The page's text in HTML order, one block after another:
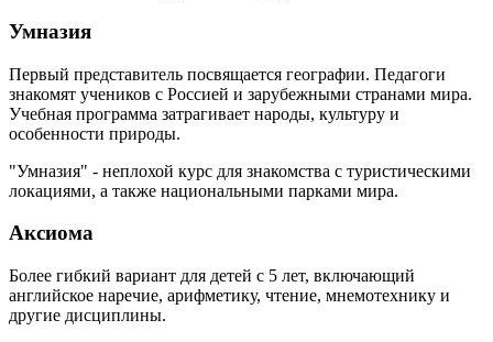
Умназия
Первый представитель посвящается географии. Педагоги
знакомят учеников с Россией и зарубежными странами мира.
Учебная программа затрагивает народы, культуру и
особенности природы.
"Умназия" - неплохой курс для знакомства с туристическими
локациями, а также национальными парками мира.
Аксиома
Более гибкий вариант для детей с 5 лет, включающий
английское наречие, арифметику, чтение, мнемотехнику и
другие дисциплины.